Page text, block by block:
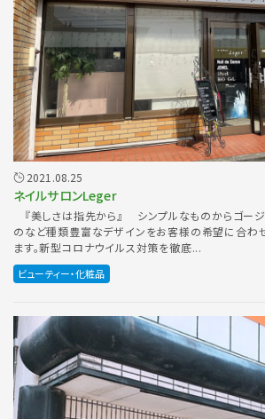
2021.08.25
ネイルサロンLeger
『美しさは指先から』 シンプルなものからゴー
のなど種類豊富なデザインをお客様の希望に合わ
ます。新型コロナウイルス対策を徹底...
ビューティー・化粧品